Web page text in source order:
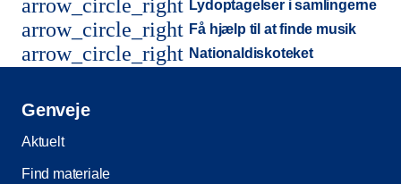
arrow_circle_right Lydoptagelser i samlingerne
arrow_circle_right Få hjælp til at finde musik
arrow_circle_right Nationaldiskoteket
Genveje
Aktuelt
Find materiale